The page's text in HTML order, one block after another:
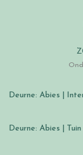
Deurne: Abies |
Deurne: Abies | Tuin